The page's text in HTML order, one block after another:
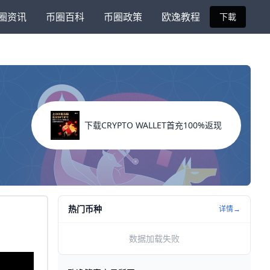
资讯 币圈百科 币圈政策 欧逸教程 下載
下载CRYPTO WALLET首充100%返现
热门币种 详情→
数据加载失败